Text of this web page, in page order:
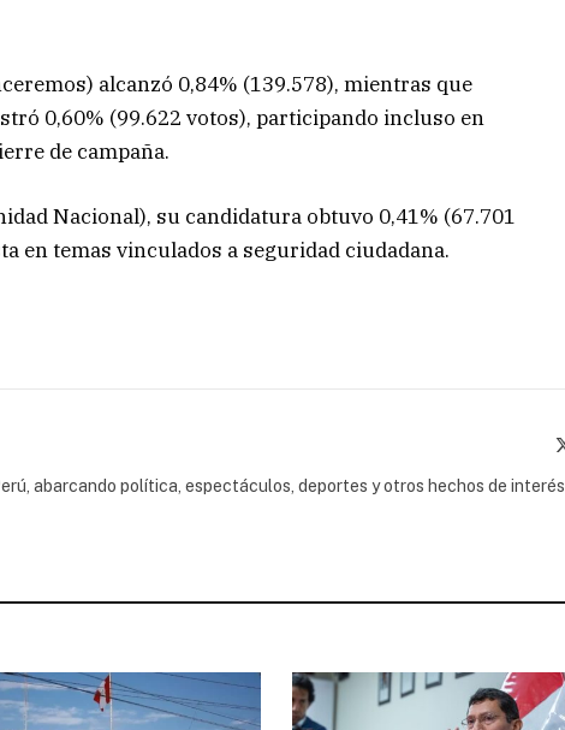
alcanzó 0,84% (139.578), mientras que
0,60% (99.622 votos), participando incluso en
de campaña.
Nacional), su candidatura obtuvo 0,41% (67.701
en temas vinculados a seguridad ciudadana.
abarcando política, espectáculos, deportes y otros hechos de interés